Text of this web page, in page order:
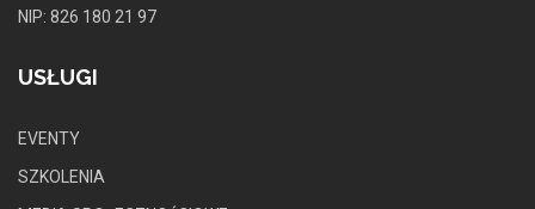
NIP: 826 180 21 97
USŁUGI
EVENTY
SZKOLENIA